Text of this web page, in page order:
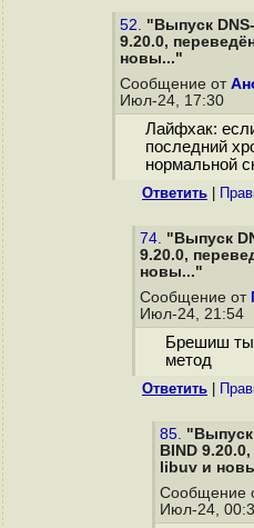
52. "Выпуск
9.20.0,
новы..."
Сообщение от
Июл-24, 17:30
Лайфхак:
последний
нормальной
Ответить
74. "Выпуск
9.20.0,
новы..."
Сообщение от
Июл-24, 21:54
Брешиш
метод
Ответить
85. "Выпуск
BIND
libuv и
Сообщение
Июл-24,